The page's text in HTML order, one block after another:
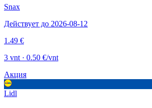
Snax
Действует до 2026-08-12
1.49 €
3 vnt · 0.50 €/vnt
Акция
Lidl